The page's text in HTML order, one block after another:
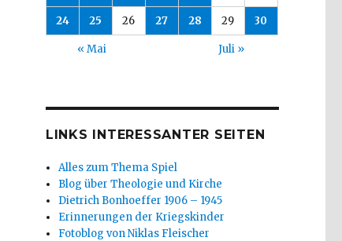
24 25 26 27 28 29 30
« Mai Juli »
LINKS INTERESSANTER SEITEN
Alles zum Thema Spiel
Blog über Theologie und Kirche
Dietrich Bonhoeffer 1906 – 1945
Erinnerungen der Kriegskinder
Fotoblog von Niklas Fleischer